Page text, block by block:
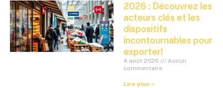
2026 : Découvrez les
acteurs clés et les
dispositifs
incontournables pour
exporter!
4 août 2026
Aucun
commentaire
Lire plus »